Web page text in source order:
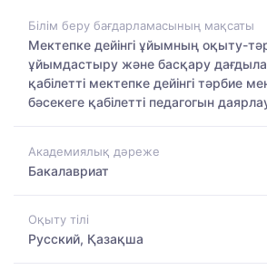
Білім беру бағдарламасының мақсаты
Мектепке дейінгі ұйымның оқыту-
ұйымдастыру және басқару
қабілетті мектепке дейінгі тәрбие
бәсекеге қабілетті педагогын
Академиялық дәреже
Бакалавриат
Оқыту тілі
Русский, Қазақша